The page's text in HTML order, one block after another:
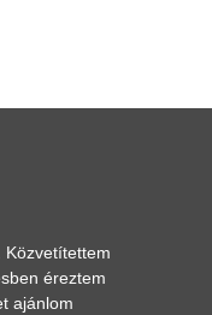
Közvetítettem
éreztem
ajánlom